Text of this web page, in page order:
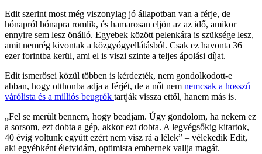
Edit szerint most még viszonylag jó állapotban van a férje, de
hónapról hónapra romlik, és hamarosan eljön az az idő, amikor
ennyire sem lesz önálló. Egyebek között pelenkára is szüksége lesz,
amit nemrég kivontak a közgyógyellátásból. Csak ez havonta 36
ezer forintba kerül, ami el is viszi szinte a teljes ápolási díjat.
Edit ismerősei közül többen is kérdezték, nem gondolkodott-e
abban, hogy otthonba adja a férjét, de a nőt nem nemcsak a hosszú
várólista és a milliós beugrók tartják vissza ettől, hanem más is.
„Fel se merült bennem, hogy beadjam. Úgy gondolom, ha nekem ez
a sorsom, ezt dobta a gép, akkor ezt dobta. A legvégsőkig kitartok,
40 évig voltunk együtt ezért nem visz rá a lélek” – vélekedik Edit,
aki egyébként életvidám, optimista embernek vallja magát.